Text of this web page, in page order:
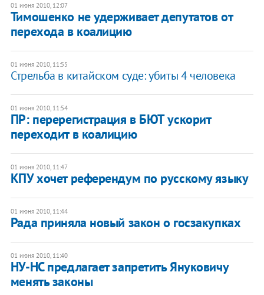
01 июня 2010, 12:07
Тимошенко не удерживает депутатов от
перехода в коалицию
01 июня 2010, 11:55
Стрельба в китайском суде: убиты 4 человека
01 июня 2010, 11:54
ПР: перерегистрация в БЮТ ускорит
переходит в коалицию
01 июня 2010, 11:47
КПУ хочет референдум по русскому языку
01 июня 2010, 11:44
Рада приняла новый закон о госзакупках
01 июня 2010, 11:40
НУ-НС предлагает запретить Януковичу
менять законы